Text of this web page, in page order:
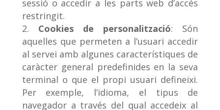
sessió o accedir a les parts web d’accés
restringit.
Cookies de personalització: Són
aquelles que permeten a l’usuari accedir
al servei amb algunes característiques de
caràcter general predefinides en la seva
terminal o que el propi usuari defineixi.
Per exemple, l’idioma, el tipus de
navegador a través del qual accedeix al